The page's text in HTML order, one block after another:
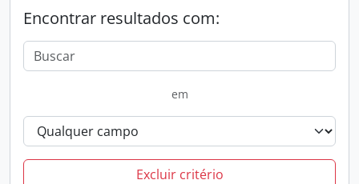
Encontrar resultados com:
em
Excluir critério